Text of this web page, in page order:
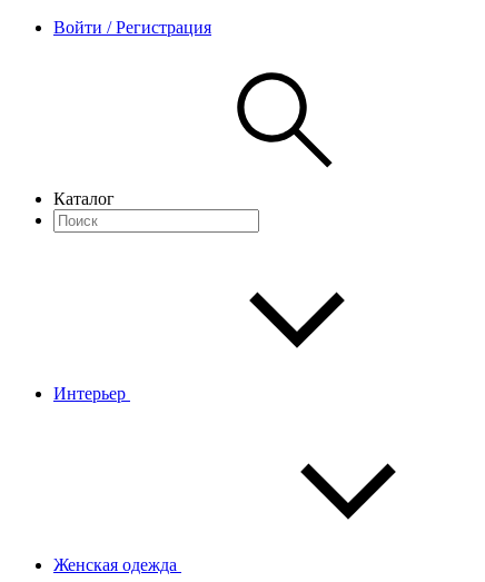
Войти / Регистрация
Каталог
Интерьер
Женская одежда